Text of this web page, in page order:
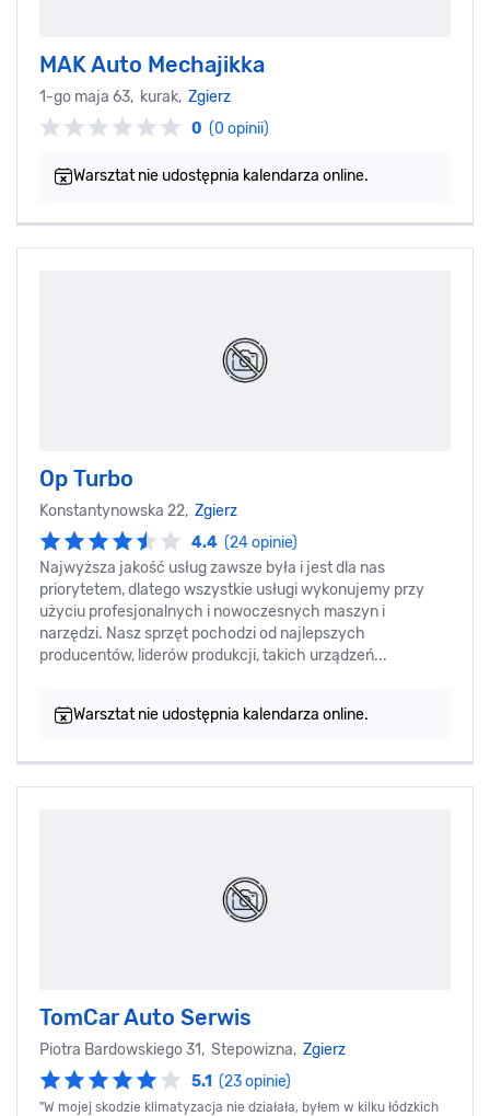
MAK Auto Mechajikka
1-go maja 63, kurak, Zgierz
0 (0 opinii)
Warsztat nie udostępnia kalendarza online.
Op Turbo
Konstantynowska 22, Zgierz
4.4 (24 opinie)
Najwyższa jakość usług zawsze była i jest dla nas
priorytetem, dlatego wszystkie usługi wykonujemy przy
użyciu profesjonalnych i nowoczesnych maszyn i
narzędzi. Nasz sprzęt pochodzi od najlepszych
producentów, liderów produkcji, takich urządzeń...
Warsztat nie udostępnia kalendarza online.
TomCar Auto Serwis
Piotra Bardowskiego 31, Stepowizna, Zgierz
5.1 (23 opinie)
"W mojej skodzie klimatyzacja nie działała, byłem w kilku łódzkich